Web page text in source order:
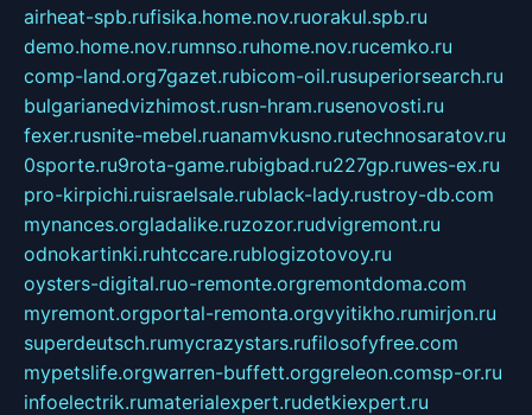
airheat-spb.rufisika.home.nov.ruorakul.spb.ru
demo.home.nov.rumnso.ruhome.nov.rucemko.ru
comp-land.org7gazet.rubicom-oil.rusuperiorsearch.ru
bulgarianedvizhimost.rusn-hram.rusenovosti.ru
fexer.rusnite-mebel.ruanamvkusno.rutechnosaratov.ru
0sporte.ru9rota-game.rubigbad.ru227gp.ruwes-ex.ru
pro-kirpichi.ruisraelsale.rublack-lady.rustroy-db.com
mynances.orgladalike.ruzozor.rudvigremont.ru
odnokartinki.ruhtccare.rublogizotovoy.ru
oysters-digital.ruo-remonte.orgremontdoma.com
myremont.orgportal-remonta.orgvyitikho.rumirjon.ru
superdeutsch.rumycrazystars.rufilosofyfree.com
mypetslife.orgwarren-buffett.orggreleon.comsp-or.ru
infoelectrik.rumaterialexpert.rudetkiexpert.ru